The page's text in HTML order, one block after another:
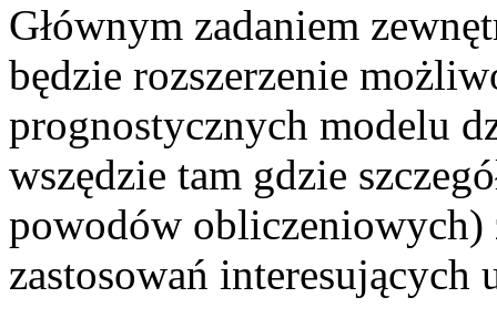
Głównym zadaniem
będzie rozszerzenie
prognostycznych modelu
wszędzie tam gdzie
powodów obliczeniowych)
zastosowań